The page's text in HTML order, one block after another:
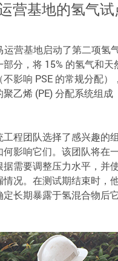
营基地的氢气
运营基地启动了第二项氢
分，将 15% 的氢气和天
不影响 PSE 的常规分配）
乙烯 (PE) 分配系统组成
工程团队选择了感兴趣的
影响它们。该团队将在
据需要调整压力水平，并
况。在测试期结束时，
长期暴露于氢混合物后